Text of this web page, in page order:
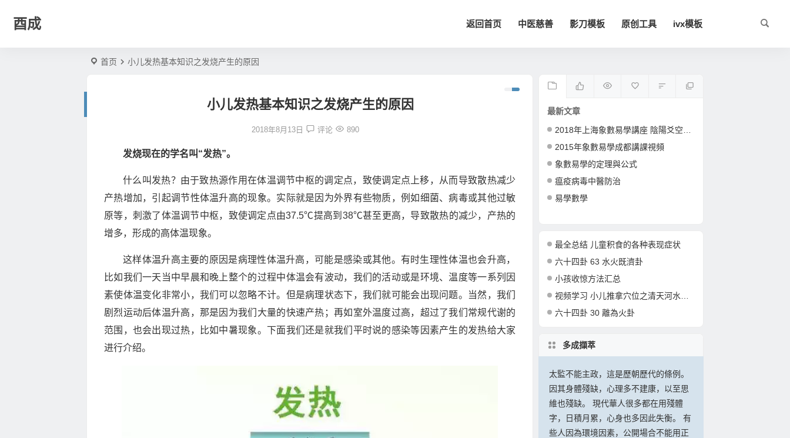
酉成 返回首页 中医慈善 影刀模板 原创工具 ivx模板
首页 小儿发热基本知识之发烧产生的原因
小儿发热基本知识之发烧产生的原因
2018年8月13日 评论 890
发烧现在的学名叫“发热”。
什么叫发热？由于致热源作用在体温调节中枢的调定点，致使调定点上移，从而导致散热减少
产热增加，引起调节性体温升高的现象。实际就是因为外界有些物质，例如细菌、病毒或其他过敏
原等，刺激了体温调节中枢，致使调定点由37.5℃提高到38℃甚至更高，导致散热的减少，产热的
增多，形成的高体温现象。
这样体温升高主要的原因是病理性体温升高，可能是感染或其他。有时生理性体温也会升高，
比如我们一天当中早晨和晚上整个的过程中体温会有波动，我们的活动或是环境、温度等一系列因
素使体温变化非常小，我们可以忽略不计。但是病理状态下，我们就可能会出现问题。当然，我们
剧烈运动后体温升高，那是因为我们大量的快速产热；再如室外温度过高，超过了我们常规代谢的
范围，也会出现过热，比如中暑现象。下面我们还是就我们平时说的感染等因素产生的发热给大家
进行介绍。
最新文章
2018年上海象數易學講座 陰陽爻空間卦形
2015年象數易學成都講課視頻
象數易學的定理與公式
瘟疫病毒中醫防治
易學數學
最全总结 儿童积食的各种表现症状
六十四卦 63 水火既濟卦
小孩收惊方法汇总
视频学习 小儿推拿穴位之清天河水的准确定位和操作
六十四卦 30 離為火卦
多成擷萃
太監不能主政，這是歷朝歷代的條例。
因其身體殘缺，心理多不建康，以至思
維也殘缺。 現代華人很多都在用殘體
字，日積月累，心身也多因此失衡。 有
些人因為環境因素，公開場合不能用正